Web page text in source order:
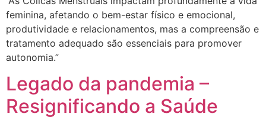
feminina, afetando o bem-estar físico e emocional,
produtividade e relacionamentos, mas a compreensão e
tratamento adequado são essenciais para promover
autonomia.”
Legado da pandemia –
Resignificando a Saúde